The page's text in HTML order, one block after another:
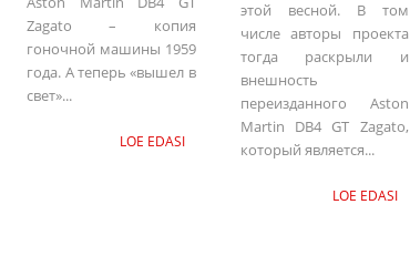
Zagato – копия
гоночной машины 1959
года. А теперь «вышел в
свет»...
LOE EDASI
этой весной. В том
числе авторы проекта
тогда раскрыли и
внешность
переизданного Aston
Martin DB4 GT Zagato,
который является...
LOE EDASI